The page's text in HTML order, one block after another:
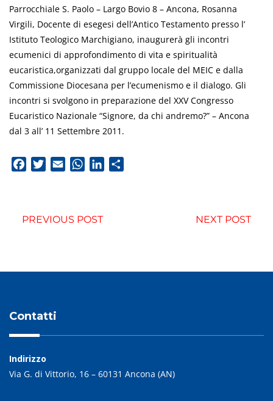
Parrocchiale S. Paolo – Largo Bovio 8 – Ancona, Rosanna
Virgili, Docente di esegesi dell’Antico Testamento presso l’
Istituto Teologico Marchigiano, inaugurerà gli incontri
ecumenici di approfondimento di vita e spiritualità
eucaristica,organizzati dal gruppo locale del MEIC e dalla
Commissione Diocesana per l’ecumenismo e il dialogo. Gli
incontri si svolgono in preparazione del XXV Congresso
Eucaristico Nazionale “Signore, da chi andremo?” – Ancona
dal 3 all’ 11 Settembre 2011.
FacebookTwitterEmail WhatsApp
LinkedIn
PREVIOUS POST NEXT POST
Contatti
Indirizzo
Via G. di Vittorio, 16 – 60131 Ancona (AN)